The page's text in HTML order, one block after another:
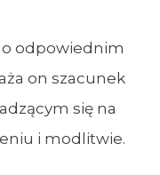
odpowiednim
on szacunek
się na
i modlitwie.